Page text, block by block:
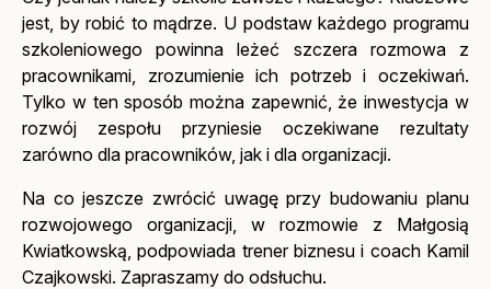
jest, by robić to mądrze. U podstaw każdego programu
szkoleniowego powinna leżeć szczera rozmowa z
pracownikami, zrozumienie ich potrzeb i oczekiwań.
Tylko w ten sposób można zapewnić, że inwestycja w
rozwój zespołu przyniesie oczekiwane rezultaty
zarówno dla pracowników, jak i dla organizacji.
Na co jeszcze zwrócić uwagę przy budowaniu planu
rozwojowego organizacji, w rozmowie z Małgosią
Kwiatkowską, podpowiada trener biznesu i coach Kamil
Czajkowski. Zapraszamy do odsłuchu.